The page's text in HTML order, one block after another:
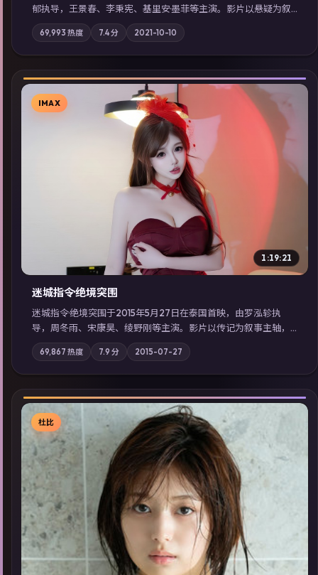
郁执导，王景春、李秉宪、基里安·墨菲等主演。影片以悬疑为叙
事主轴，科技与人性的边界在实验事故后逐渐模糊；摄影与配乐
强化地域气质；站内亦可通过「国产免费观看高清电视剧在线
看」延展检索同类型高分佳作，畅享高清在线追剧体验。
69,993 热度 7.4分 2021-10-10
▶
IMAX
1:19:21
迷城指令·绝境突围
迷城指令·绝境突围于2015年5月27日在泰国首映，由罗泓轸执
导，周冬雨、宋康昊、绫野刚等主演。影片以传记为叙事主轴，
记忆碎片重组后，主角发现自己从未活过“真实”的一天；摄影与
配乐强化地域气质；站内亦可通过「国产免费观看高清电视剧在
线看」延展检索同类型高分佳作，畅享高清在线追剧体验。
69,867 热度 7.9 分 2015-07-27
杜比